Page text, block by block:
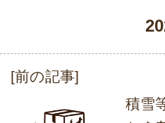
投
[前の記事]
積雪